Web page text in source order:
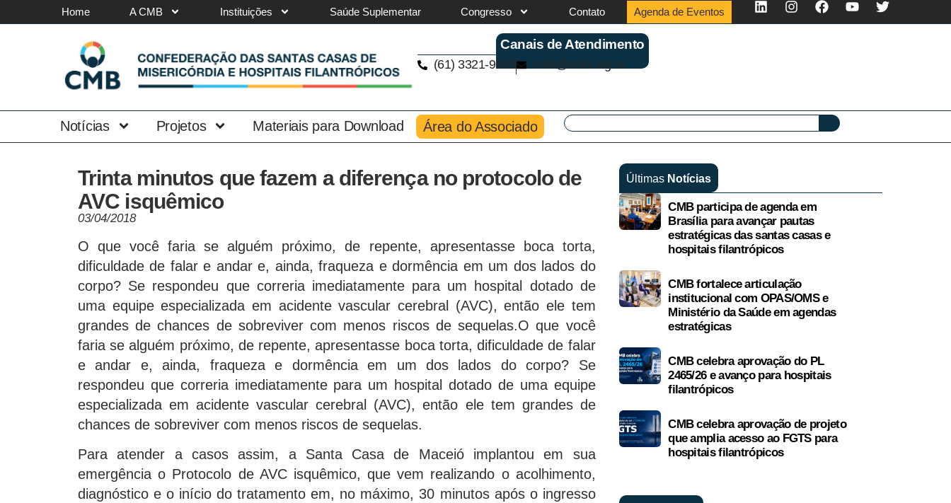
Home A CMB Instituições Saúde Suplementar Congresso Contato Agenda de Eventos
Canais de Atendimento
(61) 3321-9563 cmb@cmb.org.br
Notícias Projetos Materiais para Download Área do Associado
Trinta minutos que fazem a diferença no protocolo de
AVC isquêmico
03/04/2018
O que você faria se alguém próximo, de repente, apresentasse boca torta,
dificuldade de falar e andar e, ainda, fraqueza e dormência em um dos lados do
corpo? Se respondeu que correria imediatamente para um hospital dotado de
uma equipe especializada em acidente vascular cerebral (AVC), então ele tem
grandes de chances de sobreviver com menos riscos de sequelas.O que você
faria se alguém próximo, de repente, apresentasse boca torta, dificuldade de falar
e andar e, ainda, fraqueza e dormência em um dos lados do corpo? Se
respondeu que correria imediatamente para um hospital dotado de uma equipe
especializada em acidente vascular cerebral (AVC), então ele tem grandes de
chances de sobreviver com menos riscos de sequelas.
Para atender a casos assim, a Santa Casa de Maceió implantou em sua
emergência o Protocolo de AVC isquêmico, que vem realizando o acolhimento,
diagnóstico e o início do tratamento em, no máximo, 30 minutos após o ingresso
Últimas Notícias
CMB participa de agenda em
Brasília para avançar pautas
estratégicas das santas casas e
hospitais filantrópicos
CMB fortalece articulação
institucional com OPAS/OMS e
Ministério da Saúde em agendas
estratégicas
CMB celebra aprovação do PL
2465/26 e avanço para hospitais
filantrópicos
CMB celebra aprovação de projeto
que amplia acesso ao FGTS para
hospitais filantrópicos